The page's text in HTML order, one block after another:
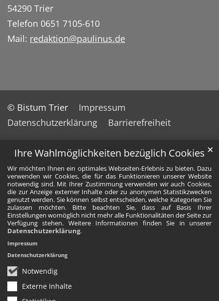
Ihre Wahlmöglichkeiten bezüglich Cookies
Wir möchten Ihnen ein optimales Webseiten-Erlebnis zu bieten. Dazu
verwenden wir Cookies, die für das Funktionieren unserer Website
notwendig sind. Mit Ihrer Zustimmung verwenden wir auch Cookies,
die zur Anzeige externer Inhalte oder zu anonymen Statistikzwecken
genutzt werden. Sie können selbst entscheiden, welche Kategorien Sie
zulassen möchten. Bitte beachten Sie, dass auf Basis Ihrer
Einstellungen womöglich nicht mehr alle Funktionalitäten der Seite zur
Verfügung stehen. Weitere Informationen finden Sie in unserer
Datenschutzerklärung.
Notwendig
Externe Inhalte
✕
Impressum
Datenschutzerklärung
54290 Trier
Telefon 0651 7105-610
Mail: redaktion@paulinus.de
© Bistum Trier
Impressum
Datenschutzerklärung
Barrierefreiheit